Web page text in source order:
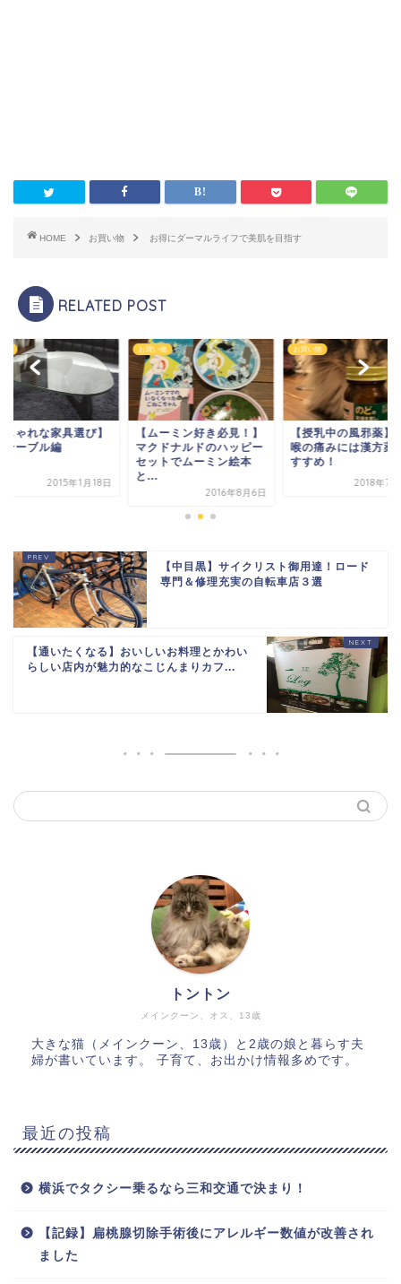
HOME お買い物 お得にダーマルライフで美肌を目指す
RELATED POST
しゃれな家具選び】
テーブル編
2015年1月18日
お買い物
【ムーミン好き必見！】
マクドナルドのハッピー
セットでムーミン絵本
と...
2016年8月6日
お買い物
【授乳中の風邪薬】
喉の痛みには漢方薬
すすめ！
2018年7
【中目黒】サイクリスト御用達！ロード
専門＆修理充実の自転車店３選
【通いたくなる】おいしいお料理とかわい
らしい店内が魅力的なこじんまりカフ...
メインクーン、オス、13歳
トントン
大きな猫（メインクーン、13歳）と2歳の娘と暮らす夫
婦が書いています。 子育て、お出かけ情報多めです。
最近の投稿
横浜でタクシー乗るなら三和交通で決まり！
【記録】扁桃腺切除手術後にアレルギー数値が改善され
ました